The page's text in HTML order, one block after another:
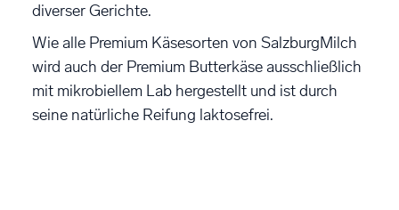
diverser Gerichte.
Wie alle Premium Käsesorten von SalzburgMilch
wird auch der Premium Butterkäse ausschließlich
mit mikrobiellem Lab hergestellt und ist durch
seine natürliche Reifung laktosefrei.